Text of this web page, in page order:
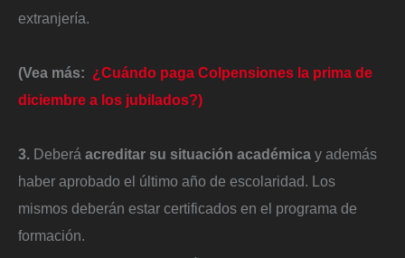
extranjería.
(Vea más: ¿Cuándo paga Colpensiones la prima de
diciembre a los jubilados?)
3. Deberá acreditar su situación académica y además
haber aprobado el último año de escolaridad. Los
mismos deberán estar certificados en el programa de
formación.